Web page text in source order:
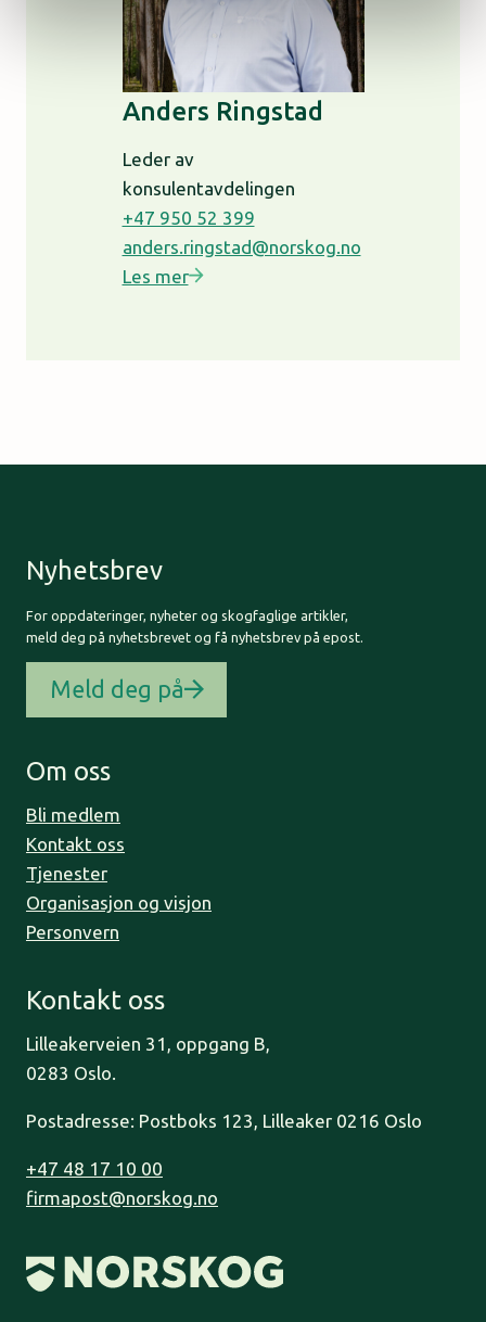
Anders Ringstad
Leder av
konsulentavdelingen
+47 950 52 399
anders.ringstad@norskog.no
Les mer
Nyhetsbrev
For oppdateringer, nyheter og skogfaglige artikler,
meld deg på nyhetsbrevet og få nyhetsbrev på epost.
Meld deg på
Om oss
Bli medlem
Kontakt oss
Tjenester
Organisasjon og visjon
Personvern
Kontakt oss
Lilleakerveien 31, oppgang B,
0283 Oslo.
Postadresse: Postboks 123, Lilleaker 0216 Oslo
+47 48 17 10 00
firmapost@norskog.no